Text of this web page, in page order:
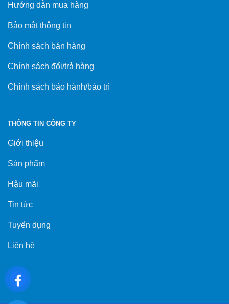
Hướng dẫn mua hàng
Bảo mật thông tin
Chính sách bán hàng
Chính sách đổi/trả hàng
Chính sách bảo hành/bảo trì
THÔNG TIN CÔNG TY
Giới thiệu
Sản phẩm
Hậu mãi
Tin tức
Tuyển dụng
Liên hệ